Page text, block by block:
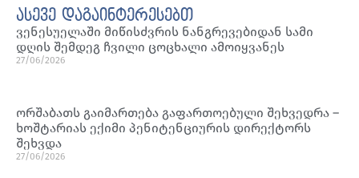
ასევე დაგაინტერესებთ
ვენესუელაში მიწისძვრის ნანგრევებიდან სამი
დღის შემდეგ ჩვილი ცოცხალი ამოიყვანეს
27/06/2026
ორშაბათს გაიმართება გაფართოებული შეხვედრა –
ხოშტარიას ექიმი პენიტენციურის დირექტორს
შეხვდა
27/06/2026